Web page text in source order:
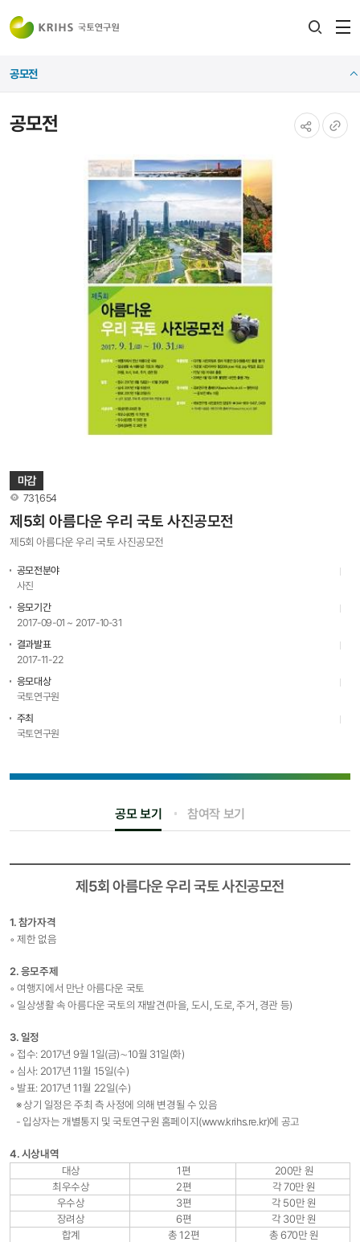
공모전
공모전
마감
조회수
731,654
제5회 아름다운 우리 국토 사진공모전
제5회 아름다운 우리 국토 사진공모전
공모전분야
사진
응모기간
2017-09-01 ~ 2017-10-31
결과발표
2017-11-22
응모대상
국토연구원
주최
국토연구원
공모 보기 참여작 보기
제5회 아름다운 우리 국토 사진공모전
1. 참가자격
◦ 제한 없음
2. 응모주제
◦ 여행지에서 만난 아름다운 국토
◦ 일상생활 속 아름다운 국토의 재발견(마을, 도시, 도로, 주거, 경관 등)
3. 일정
◦ 접수: 2017년 9월 1일(금)∼10월 31일(화)
◦ 심사: 2017년 11월 15일(수)
◦ 발표: 2017년 11월 22일(수)
※ 상기 일정은 주최 측 사정에 의해 변경될 수 있음
- 입상자는 개별통지 및 국토연구원 홈페이지(www.krihs.re.kr)에 공고
4. 시상내역
대상
1편
200만 원
최우수상
2편
각 70만 원
우수상
3편
각 50만 원
장려상
6편
각 30만 원
합계
총 12편 총 670만 원